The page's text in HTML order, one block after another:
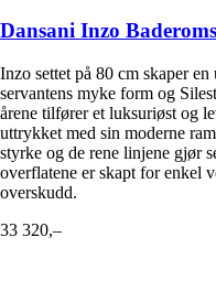
Dansani Inzo
Inzo settet på 80 cm skaper
servantens myke form og
årene tilfører et luksuriøst og
uttrykket med sin moderne
styrke og de rene linjene gjør
overflatene er skapt for enkel
overskudd.
33 320,–